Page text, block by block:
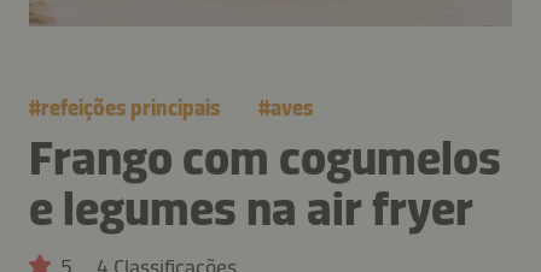
#refeições principais #aves
Frango com cogumelos
e legumes na air fryer
5 4 Classificações